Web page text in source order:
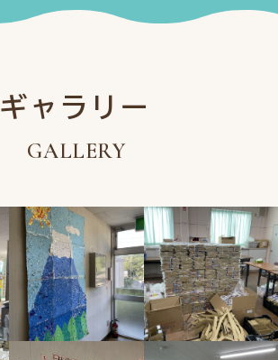
ギャラリー
GALLERY